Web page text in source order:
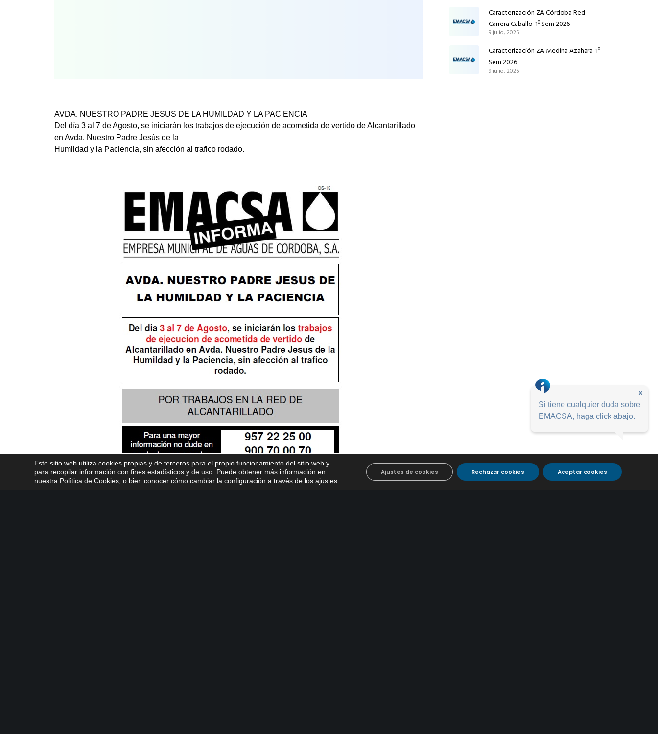
AVDA. NUESTRO PADRE JESUS DE LA HUMILDAD Y LA PACIENCIA
Del día 3 al 7 de Agosto, se iniciarán los trabajos de ejecución de acometida de vertido de Alcantarillado
en Avda. Nuestro Padre Jesús de la
Humildad y la Paciencia, sin afección al trafico rodado.
Caracterización ZA Córdoba Red
Carrera Caballo-1º Sem 2026
9 julio, 2026
Caracterización ZA Medina Azahara-1º
Sem 2026
9 julio, 2026
Este sitio web utiliza cookies propias y de terceros para el propio funcionamiento del sitio web y
para recopilar información con fines estadísticos y de uso. Puede obtener más información en
nuestra Política de Cookies , o bien conocer cómo cambiar la configuración a través de los ajustes
Aceptar cookies
Rechazar cookies
Ajustes de cookies
x
Si tiene cualquier duda sobre
EMACSA, haga click abajo.